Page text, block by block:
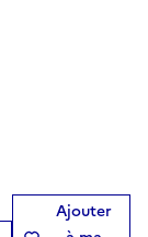
Ajouter